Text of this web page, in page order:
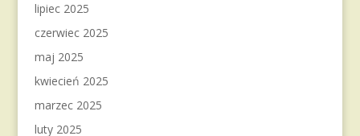
lipiec 2025
czerwiec 2025
maj 2025
kwiecień 2025
marzec 2025
luty 2025